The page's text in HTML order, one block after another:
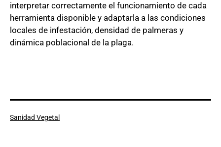
interpretar correctamente el funcionamiento de cada
herramienta disponible y adaptarla a las condiciones
locales de infestación, densidad de palmeras y
dinámica poblacional de la plaga.
Categorizado
Sanidad Vegetal